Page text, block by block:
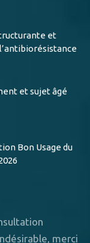
et
et sujet âgé
Bon Usage du
merci